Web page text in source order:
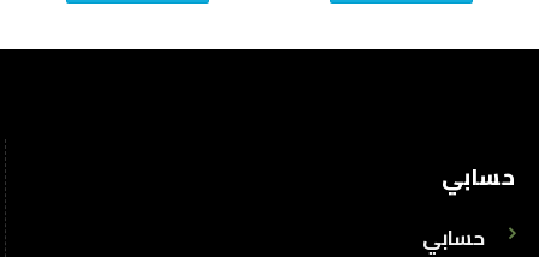
حسابي
حسابي